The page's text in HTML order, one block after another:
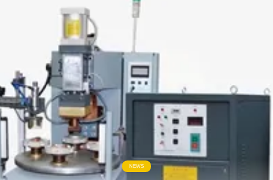
PRODUKTE
UNS
FABRIK-
AUSFLUG
QUALITÄTSKONTROLLE
NEWS